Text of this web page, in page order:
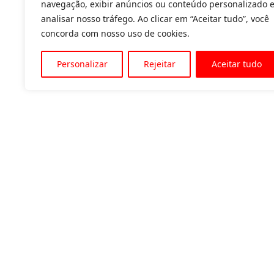
navegação, exibir anúncios ou conteúdo personalizado e
analisar nosso tráfego. Ao clicar em “Aceitar tudo”, você
concorda com nosso uso de cookies.
Personalizar Rejeitar Aceitar tudo